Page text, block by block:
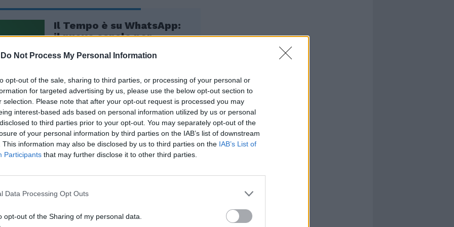
Do Not Process My Personal Information
opt-out of the sale, sharing to third parties, or processing of your personal or
for targeted advertising by us, please use the below opt-out section to
selection. Please note that after your opt-out request is processed you may
interest-based ads based on personal information utilized by us or personal
to third parties prior to your opt-out. You may separately opt-out of the
of your personal information by third parties on the IAB’s list of downstream
This information may also be disclosed by us to third parties on the IAB’s List of
Participants that may further disclose it to other third parties.
Data Processing Opt Outs
opt-out of the Sharing of my personal data.
Il Tempo è su WhatsApp:
il nuovo canale per
aggiornati | Iscriviti
Fagioli ha già chiarito le proprie
della Figc. La squalifica (7 mesi più 5 di
pubblici sul tema) scatta oggi e